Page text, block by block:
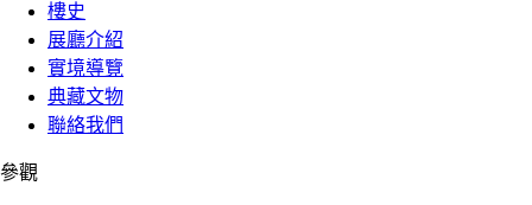
樓史
展廳介紹
實境導覽
典藏文物
聯絡我們
參觀